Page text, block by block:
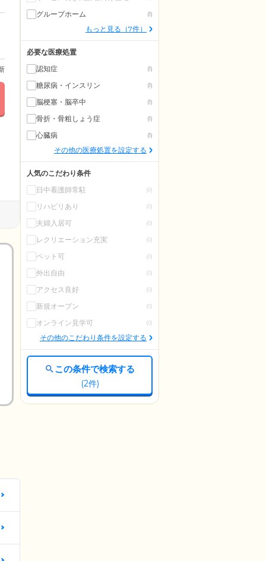
グループホーム (1)
もっと見る（7件）
必要な医療処置
認知症
(1)
糖尿病・インスリン (1)
脳梗塞・脳卒中 (1)
骨折・骨粗しょう症 (1)
心臓病 (1)
その他の医療処置を設定する
人気のこだわり条件
日中看護師常駐
(0)
リハビリあり (0)
夫婦入居可 (0)
レクリエーション充実 (0)
ペット可 (0)
外出自由 (0)
アクセス良好 (0)
新規オープン (0)
オンライン見学可 (0)
その他のこだわり条件を設定する
この条件で検索する
(2件)